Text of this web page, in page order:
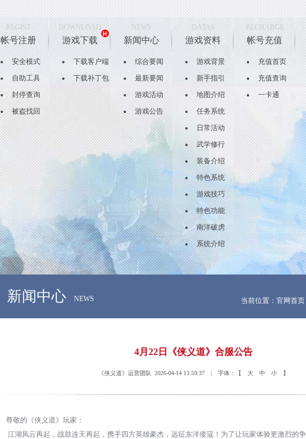
REGIST
帐号注册
安全模式
自助工具
封停查询
被盗找回
DOWNLOAD
游戏下载
下载客户端
下载补丁包
NEWS
新闻中心
综合要闻
最新要闻
游戏活动
游戏公告
DATAS
游戏资料
游戏背景
新手指引
地图介绍
任务系统
日常活动
武学修行
装备介绍
特色系统
游戏技巧
特色功能
南洋破虏
系统介绍
RECHARGE
帐号充值
充值首页
充值查询
一卡通
新闻中心 NEWS 当前位置： 官网首页
4月22日《侠义道》合服公告
《侠义道》运营团队 2026-04-14 13:59:37 | 字体：【 大 中 小 】
尊敬的《侠义道》玩家：
江湖风云再起，战鼓连天再起，携手四方英雄豪杰，远征东洋倭寇！为了让玩家体验更激烈的